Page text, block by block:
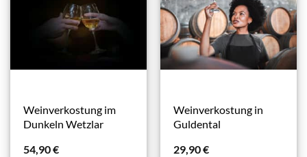
Weinverkostung im
Dunkeln Wetzlar
54,90€
Weinverkostung in
Guldental
29,90€